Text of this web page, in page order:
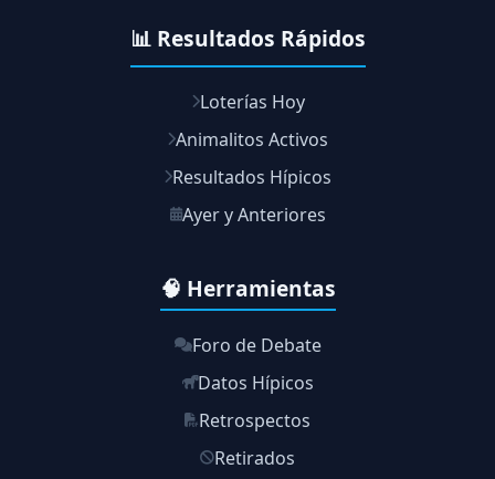
📊 Resultados Rápidos
Loterías Hoy
Animalitos Activos
Resultados Hípicos
Ayer y Anteriores
🧠 Herramientas
Foro de Debate
Datos Hípicos
Retrospectos
Retirados